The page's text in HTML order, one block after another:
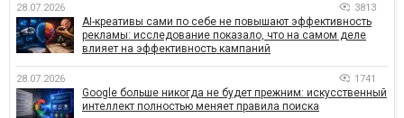
28.07.2026 3813
AI-креативы сами по себе не повышают эффективность
рекламы: исследование показало, что на самом деле
влияет на эффективность кампаний
28.07.2026 1741
Google больше никогда не будет прежним: искусственный
интеллект полностью меняет правила поиска